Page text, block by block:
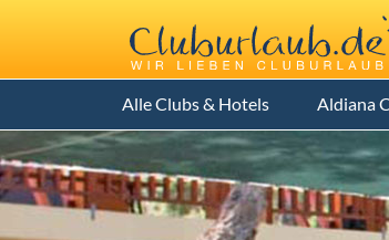
Alle Clubs & Hotels Aldiana